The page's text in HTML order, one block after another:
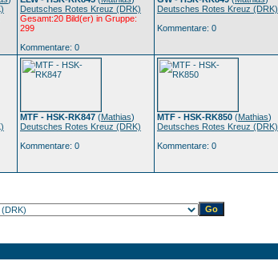
Deutsches Rotes Kreuz (DRK)
Gesamt:20 Bild(er) in Gruppe:
299
Kommentare: 0
Deutsches Rotes Kreuz (DRK)
Kommentare: 0
MTF - HSK-RK847 (Mathias)
Deutsches Rotes Kreuz (DRK)
Kommentare: 0
MTF - HSK-RK850 (Mathias)
Deutsches Rotes Kreuz (DRK)
Kommentare: 0